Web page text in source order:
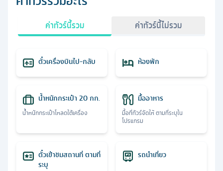
ค่าทัวร์นี้รวม ค่าทัวร์นี้ไม่รวม
ตั๋วเครื่องบินไป-กลับ ห้องพัก
น้ำหนักกระเป๋า 20 กก.
น้ำหนักกระเป๋าโหลดใต้เครื่อง
มื้ออาหาร
มื้อที่ทัวร์จัดให้ ตามที่ระบุใน
โปรแกรม
ตั๋วเข้าชมสถานที่ ตามที่
ระบุ
รถนำเที่ยว